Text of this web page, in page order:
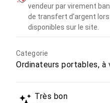
vendeur par virement
de transfert d’argent
disponibles sur le site.
Categorie
Ordinateurs portables, à
Très bon